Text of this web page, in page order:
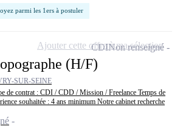
parmi les 1ers à postuler
(H/F)
SUR-SEINE
de contrat : CDI / CDD / Mission / Freelance Temps de
souhaitée : 4 ans minimum Notre cabinet recherche
CDINon renseigné
Ajouter cette offre à ma sélection